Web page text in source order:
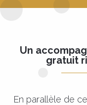
Un
gratuit
En parallèle de